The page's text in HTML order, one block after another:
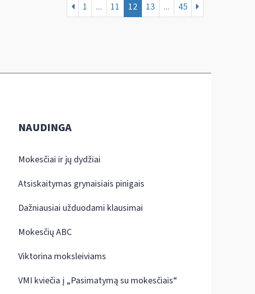
1 ... 11 12 13 ... 45
NAUDINGA
Mokesčiai ir jų dydžiai
Atsiskaitymas grynaisiais pinigais
Dažniausiai užduodami klausimai
Mokesčių ABC
Viktorina moksleiviams
VMI kviečia į „Pasimatymą su mokesčiais“